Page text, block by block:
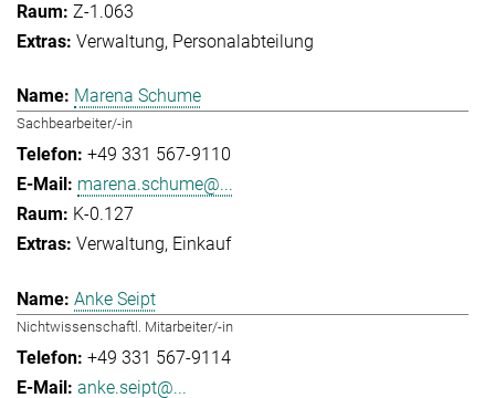
Z-1.063
Verwaltung Personalabteilung
Marena Schume
Sachbearbeiter/-in
+49 331 567-9110
marena.schume@...
K-0.127
Verwaltung Einkauf
Anke Seipt
Nichtwissenschaftl. Mitarbeiter/-in
+49 331 567-9114
anke.seipt@...